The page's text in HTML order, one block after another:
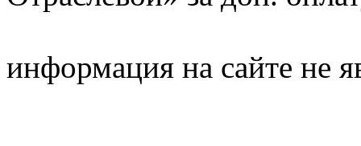
информация на сайте не